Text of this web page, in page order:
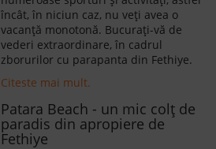
încât, în niciun caz, nu veți avea o
vacanță monotonă. Bucurați-vă de
vederi extraordinare, în cadrul
zborurilor cu parapanta din Fethiye.
Citeste mai mult.
Patara Beach - un mic colț de
paradis din apropiere de
Fethiye